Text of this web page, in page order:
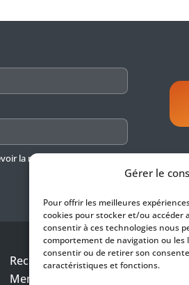
Gérer le
Pour offrir les meilleures
cookies pour stocker et/ou accéder
consentir à ces technologies nous
comportement de navigation ou les
consentir ou de retirer son
caractéristiques et fonctions.
la newsletter.
Recrutement
Mentions légales